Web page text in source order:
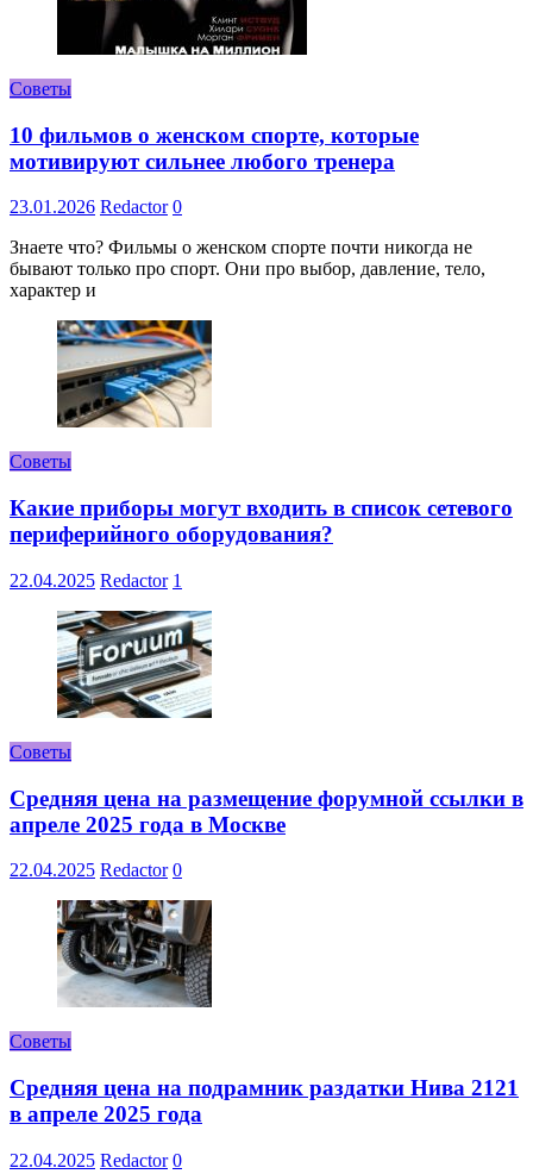
Советы
10 фильмов о женском спорте, которые
мотивируют сильнее любого тренера
23.01.2026 Redactor 0
Знаете что? Фильмы о женском спорте почти никогда не
бывают только про спорт. Они про выбор, давление, тело,
характер и
Советы
Какие приборы могут входить в список сетевого
периферийного оборудования?
22.04.2025 Redactor 1
Советы
Средняя цена на размещение форумной ссылки в
апреле 2025 года в Москве
22.04.2025 Redactor 0
Советы
Средняя цена на подрамник раздатки Нива 2121
в апреле 2025 года
22.04.2025 Redactor 0